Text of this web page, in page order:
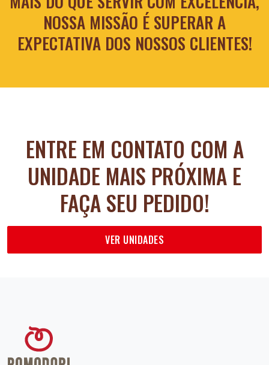
NOSSA MISSÃO É SUPERAR A
EXPECTATIVA DOS NOSSOS CLIENTES!
ENTRE EM CONTATO COM A
UNIDADE MAIS PRÓXIMA E
FAÇA SEU PEDIDO!
VER UNIDADES